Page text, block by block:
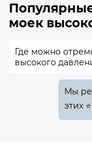
моек
Где можно
высокого
Мы
этих